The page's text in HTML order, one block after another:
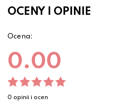
OCENY I OPINIE
Ocena:
0.00
0 opinii i ocen